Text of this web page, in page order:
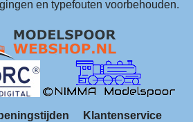
en typefouten voorbehouden.
Klantenservice